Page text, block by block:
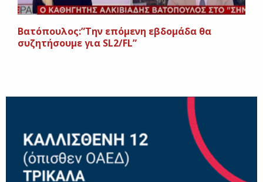
Βατόπουλος:”Την επόμενη εβδομάδα θα
συζητήσουμε για SL2/FL”